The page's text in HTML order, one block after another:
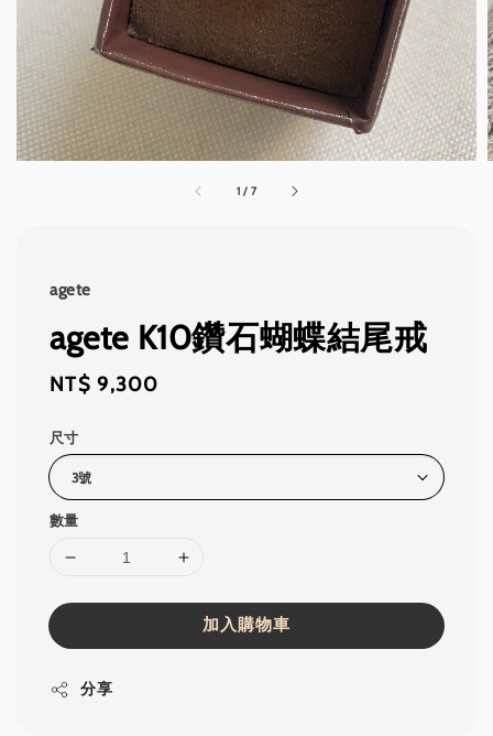
1 / 7
agete
agete K10鑽石蝴蝶結尾戒
Regular
NT$ 9,300
尺寸
數量
加入購物車
分享